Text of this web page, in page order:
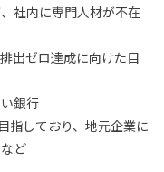
社内に専門人材が不在
出ゼロ達成に向けた目
銀行
指しており、地元企業に
ど